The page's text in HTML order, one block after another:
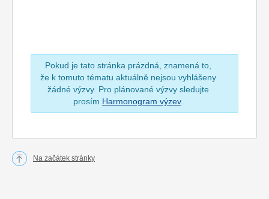
Pokud je tato stránka prázdná, znamená to,
že k tomuto tématu aktuálně nejsou vyhlášeny
žádné výzvy. Pro plánované výzvy sledujte
prosím Harmonogram výzev.
Na začátek stránky